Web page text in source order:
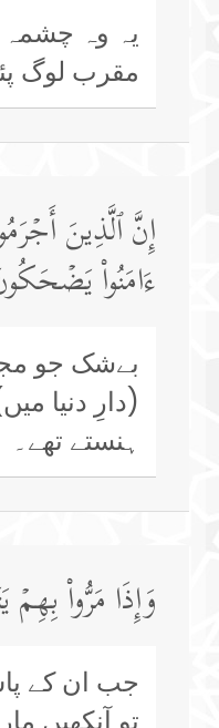
یہ وہ
مقرب لوگ
إِنَّ ٱلَّذِینَ
ءَامَنُوا۟
بےشک جو
(دارِ دنیا
ہنستے تھے۔
وَإِذَا مَرُّوا۟ بِهِمۡ
جب ان کے
تو آنکھیں